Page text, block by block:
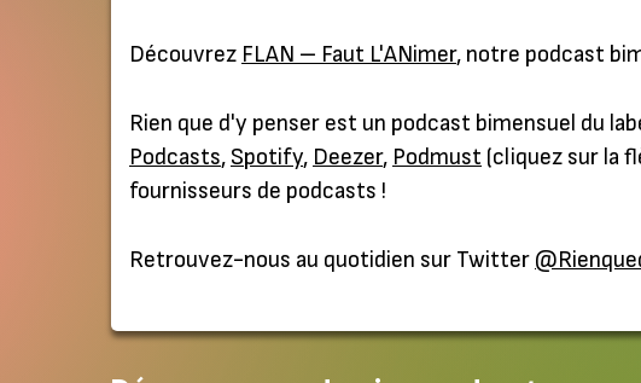
Découvrez FLAN – Faut L'ANimer, notre podcast
Rien que d'y penser est un podcast bimensuel du
Podcasts, Spotify, Deezer, Podmust (cliquez sur la
fournisseurs de podcasts !
Retrouvez-nous au quotidien sur Twitter